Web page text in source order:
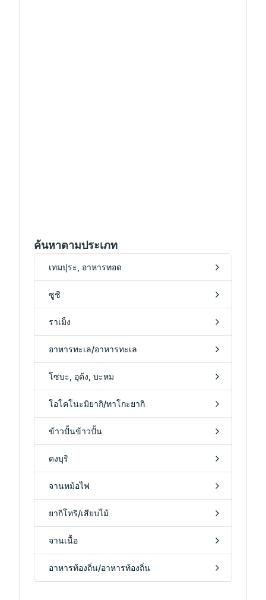
ค้นหาตามประเภท
เทมปุระ, อาหารทอด
ซูชิ
ราเม็ง
อาหารทะเล/อาหารทะเล
โซบะ, อุด้ง, บะหม
โอโคโนะมิยากิ/ทาโกะยากิ
ข้าวปั้นข้าวปั้น
ดงบุริ
จานหม้อไฟ
ยากิโทริ/เสียบไม้
จานเนื้อ
อาหารท้องถิ่น/อาหารท้องถิ่น